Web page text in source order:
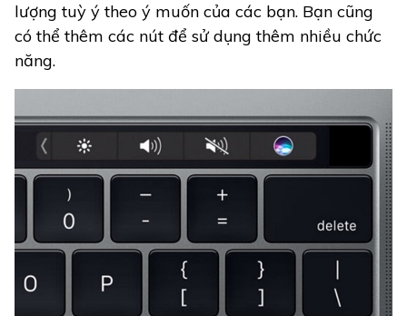
lượng tuỳ ý theo ý muốn của các bạn. Bạn cũng
có thể thêm các nút để sử dụng thêm nhiều chức
năng.